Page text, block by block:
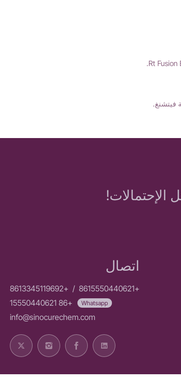
Rt
فيتشنغ.
الإحتمالات!
اتصال
+8615550440621
/
+8613345119692
Whatsapp
+86 15550440621
info@sinocurechem.com